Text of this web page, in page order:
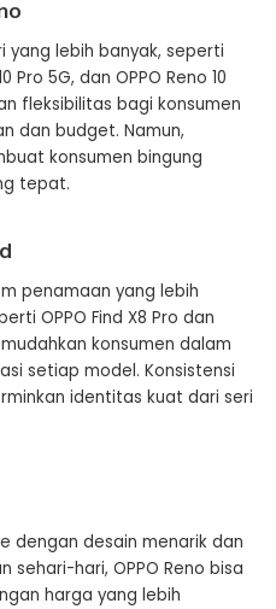
yang lebih banyak, seperti
Pro 5G, dan OPPO Reno 10
fleksibilitas bagi konsumen
dan budget. Namun,
konsumen bingung
tepat.
penamaan yang lebih
OPPO Find X8 Pro dan
konsumen dalam
setiap model. Konsistensi
identitas kuat dari seri
dengan desain menarik dan
hari, OPPO Reno bisa
harga yang lebih